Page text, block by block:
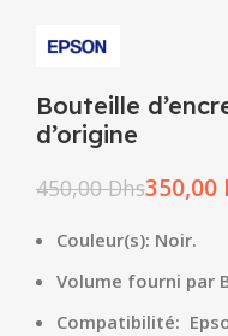
Bouteille
d’origine
450,00Dhs350,00
Couleur(s): Noir.
Volume fourni par
Compatibilité: